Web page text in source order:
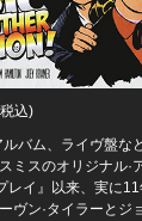
込)
ルバム、ライヴ盤な
ミスのオリジナル
レイ』以来、実に
ヴン·タイラーとジ